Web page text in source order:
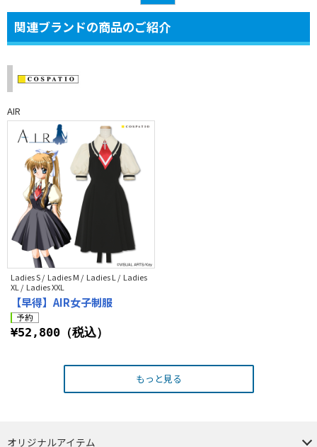
関連ブランドの商品のご紹介
AIR
Ladies S / Ladies M / Ladies L / Ladies
XL / Ladies XXL
【早得】AIR女子制服
¥52,800（税込）
もっと見る
オリジナルアイテム